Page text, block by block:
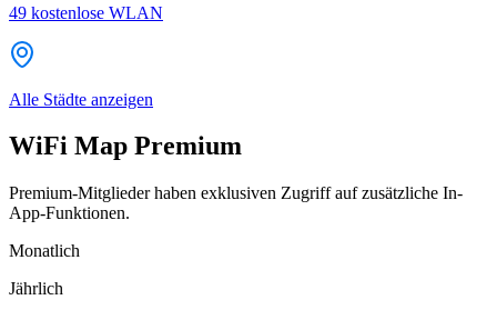
49 kostenlose WLAN
Alle Städte anzeigen
WiFi Map Premium
Premium-Mitglieder haben exklusiven Zugriff auf zusätzliche In-
App-Funktionen.
Monatlich
Jährlich